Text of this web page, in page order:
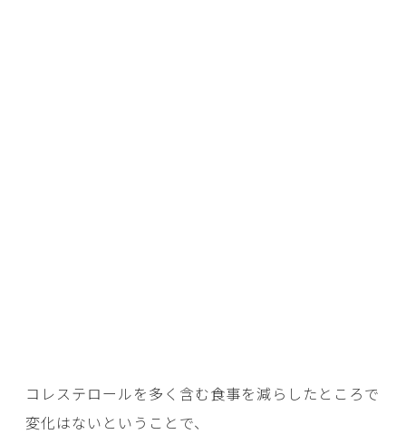
コレステロールを多く含む食事を減らしたところで
変化はないということで、